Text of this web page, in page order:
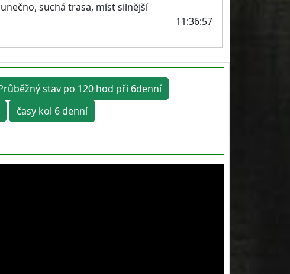
suchá trasa, míst silnější
11:36:57
stav po 120 hod při 6denní
časy kol 6 denní